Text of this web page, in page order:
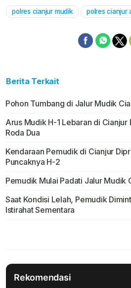
polres cianjur mudik polres cianjur
Berita Terkait
Pohon Tumbang di Jalur Mudik
Arus Mudik H-1 Lebaran di Cianjur
Roda Dua
Kendaraan Pemudik di Cianjur
Puncaknya H-2
Pemudik Mulai Padati Jalur Mudik
Saat Kondisi Lelah, Pemudik
Istirahat Sementara
Rekomendasi